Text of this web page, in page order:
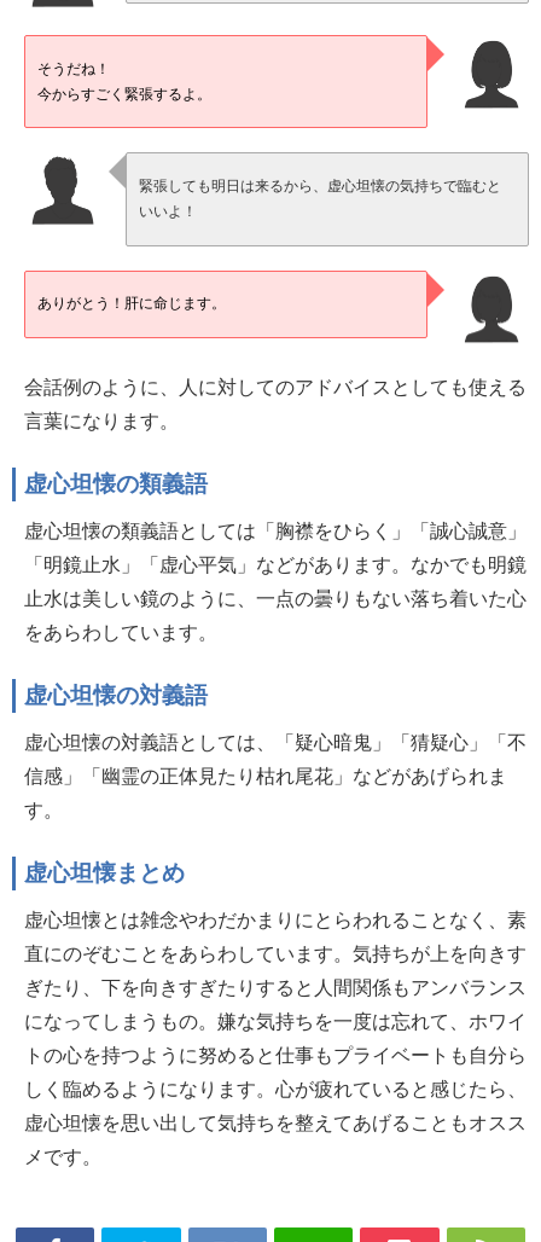
そうだね！
今からすごく緊張するよ。
緊張しても明日は来るから、虚心坦懐の気持ちで臨むと
いいよ！
ありがとう！肝に命じます。
会話例のように、人に対してのアドバイスとしても使える
言葉になります。
虚心坦懐の類義語
虚心坦懐の類義語としては「胸襟をひらく」「誠心誠意」
「明鏡止水」「虚心平気」などがあります。なかでも明鏡
止水は美しい鏡のように、一点の曇りもない落ち着いた心
をあらわしています。
虚心坦懐の対義語
虚心坦懐の対義語としては、「疑心暗鬼」「猜疑心」「不
信感」「幽霊の正体見たり枯れ尾花」などがあげられま
す。
虚心坦懐まとめ
虚心坦懐とは雑念やわだかまりにとらわれることなく、素
直にのぞむことをあらわしています。気持ちが上を向きす
ぎたり、下を向きすぎたりすると人間関係もアンバランス
になってしまうもの。嫌な気持ちを一度は忘れて、ホワイ
トの心を持つように努めると仕事もプライベートも自分ら
しく臨めるようになります。心が疲れていると感じたら、
虚心坦懐を思い出して気持ちを整えてあげることもオスス
メです。